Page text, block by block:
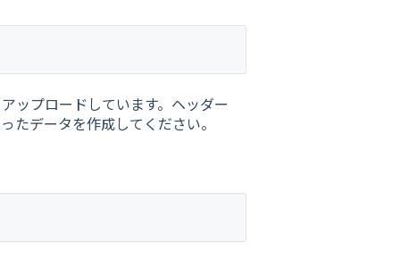
ップロードしています。ヘッダー
たデータを作成してください。